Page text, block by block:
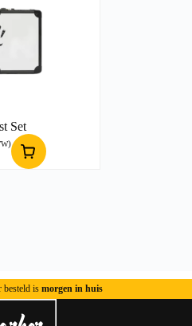
Set
)
besteld is morgen in huis